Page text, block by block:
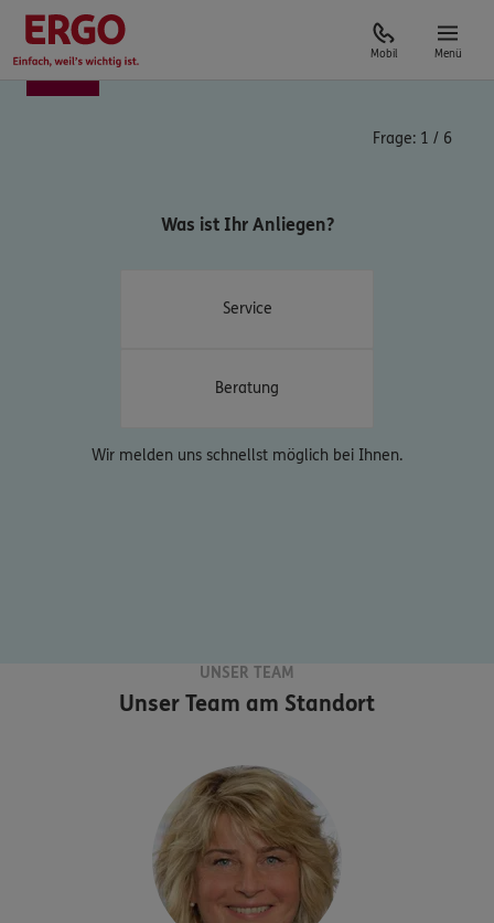
Mobil Menü
Frage: 1 / 6
Was ist Ihr Anliegen?
Service
Beratung
Wir melden uns schnellst möglich bei Ihnen.
UNSER TEAM
Unser Team am Standort